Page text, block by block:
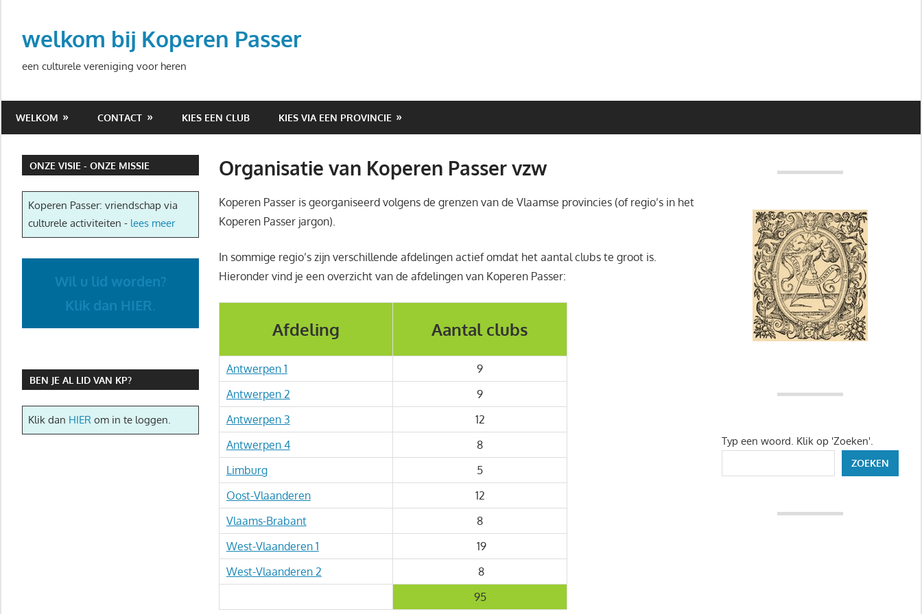
inhoud
welkom bij Koperen Passer
een culturele vereniging voor heren
WELKOM CONTACT KIES EEN CLUB KIES VIA EEN PROVINCIE
Organisatie van Koperen Passer vzw
Koperen Passer is georganiseerd volgens de grenzen van de Vlaamse provincies (of regio’s in het
Koperen Passer jargon).
In sommige regio’s zijn verschillende afdelingen actief omdat het aantal clubs te groot is.
Hieronder vind je een overzicht van de afdelingen van Koperen Passer:
Afdeling Aantal clubs
Antwerpen 1
9
Antwerpen 2
9
Antwerpen 3
12
Antwerpen 4
8
Limburg
5
Oost-Vlaanderen
12
Vlaams-Brabant
8
West-Vlaanderen 1
19
West-Vlaanderen 2
8
95
ONZE VISIE - ONZE MISSIE
Koperen Passer: vriendschap via
culturele activiteiten - lees meer
Wil u lid worden?
Klik dan HIER.
BEN JE AL LID VAN KP?
Klik dan HIER om in te loggen.
Typ een woord. Klik op 'Zoeken'.
ZOEKEN